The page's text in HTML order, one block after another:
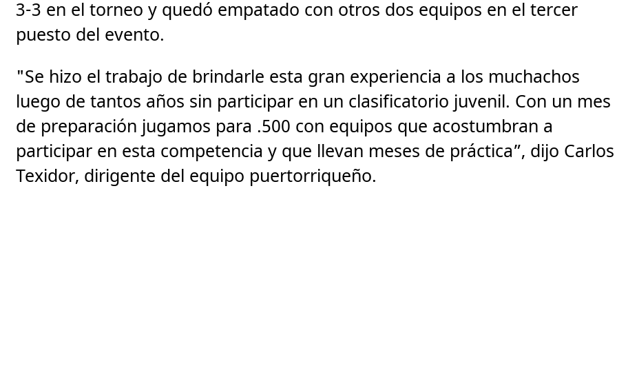
3-3 en el torneo y quedó empatado con otros dos equipos en el tercer
puesto del evento.
"Se hizo el trabajo de brindarle esta gran experiencia a los muchachos
luego de tantos años sin participar en un clasificatorio juvenil. Con un mes
de preparación jugamos para .500 con equipos que acostumbran a
participar en esta competencia y que llevan meses de práctica”, dijo Carlos
Texidor, dirigente del equipo puertorriqueño.